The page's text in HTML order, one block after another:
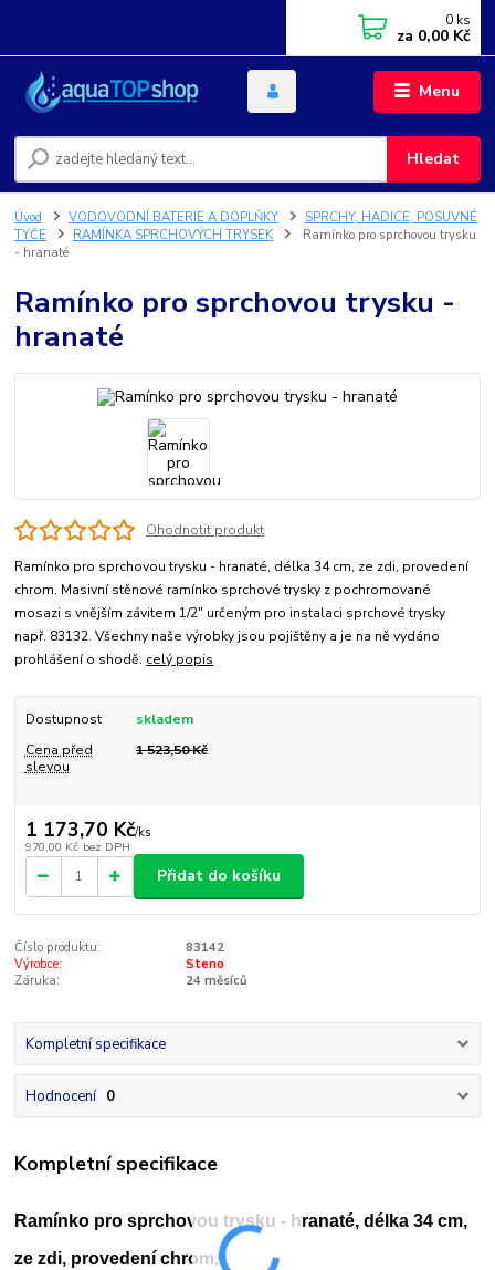
Menu
Hledat
0 ks
za 0,00 Kč
Úvod VODOVODNÍ BATERIE A DOPLŇKY
SPRCHY, HADICE, POSUVNÉ
TYČE
RAMÍNKA SPRCHOVÝCH TRYSEK
Ramínko pro sprchovou trysku
- hranaté
Ramínko pro sprchovou trysku -
hranaté
Ohodnotit produkt
Ramínko pro sprchovou trysku - hranaté, délka 34 cm, ze zdi, provedení
chrom. Masivní stěnové ramínko sprchové trysky z pochromované
mosazi s vnějším závitem 1/2" určeným pro instalaci sprchové trysky
např. 83132. Všechny naše výrobky jsou pojištěny a je na ně vydáno
prohlášení o shodě. celý popis
Dostupnost
skladem
Cena před
slevou
1 523,50 Kč
1 173,70 Kč/ks
970,00 Kč bez DPH
Přidat do košíku
Číslo produktu:
83142
Výrobce:
Steno
Záruka:
24 měsíců
Kompletní specifikace
Hodnocení 0
Kompletní specifikace
Ramínko pro sprchovou trysku - hranaté, délka 34 cm,
ze zdi, provedení chrom.